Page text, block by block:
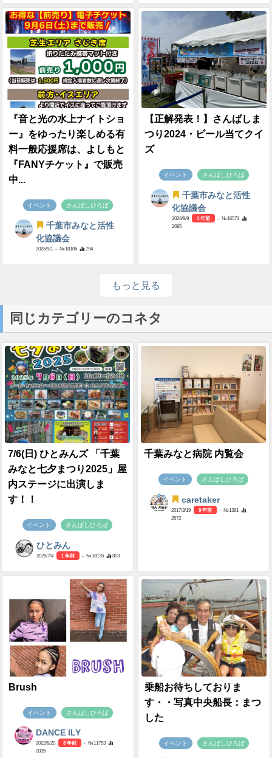
『音と光の水上ナイトショ
ー』をゆったり楽しめる有
料一般応援席は、よしもと
『FANYチケット』で販売
中...
イベント さんばしひろば
千葉市みなと活性
化協議会
2025/9/1 - №18106 794
【正解発表！】さんばしま
つり2024・ビール当てクイ
ズ
イベント さんばしひろば
千葉市みなと活性
化協議会
2024/9/9 1 年前
- №16573
2695
もっと見る
同じカテゴリーのコネタ
7/6(日) ひとみんズ 「千葉
みなと七夕まつり2025」屋
内ステージに出演しま
す！！
イベント さんばしひろば
ひとみん
2025/7/4 1 年前 - №18135 803
千葉みなと病院 内覧会
イベント さんばしひろば
caretaker
2017/3/19 9 年前
- №1391
2672
Brush
イベント さんばしひろば
DANCE ILY
2022/8/20 3 年前
- №11753
2035
乗船お待ちしておりま
す・・写真中央船長：まつ
した
イベント さんばしひろば